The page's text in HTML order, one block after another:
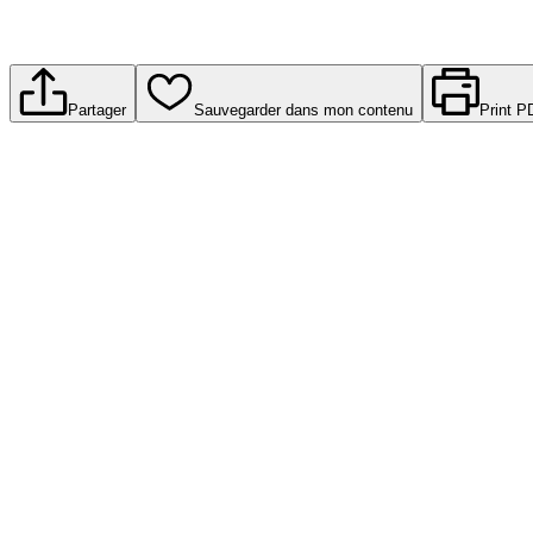
Partager Sauvegarder dans mon contenu Print